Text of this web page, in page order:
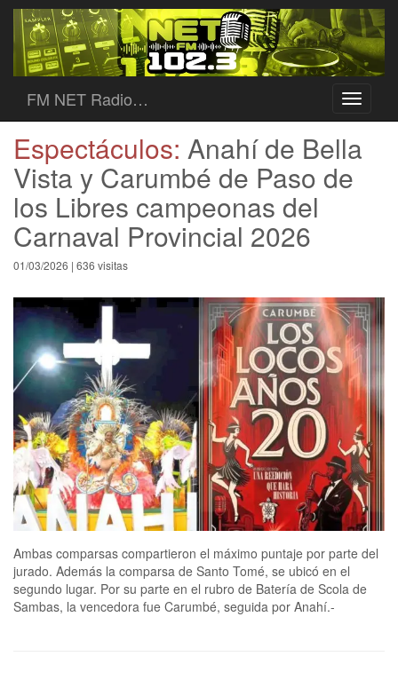
Toggle
FM NET Radio…
Espectáculos: Anahí de Bella
Vista y Carumbé de Paso de
los Libres campeonas del
Carnaval Provincial 2026
01/03/2026 | 636 visitas
Ambas comparsas compartieron el máximo puntaje por parte del
jurado. Además la comparsa de Santo Tomé, se ubicó en el
segundo lugar. Por su parte en el rubro de Batería de Scola de
Sambas, la vencedora fue Carumbé, seguida por Anahí.-